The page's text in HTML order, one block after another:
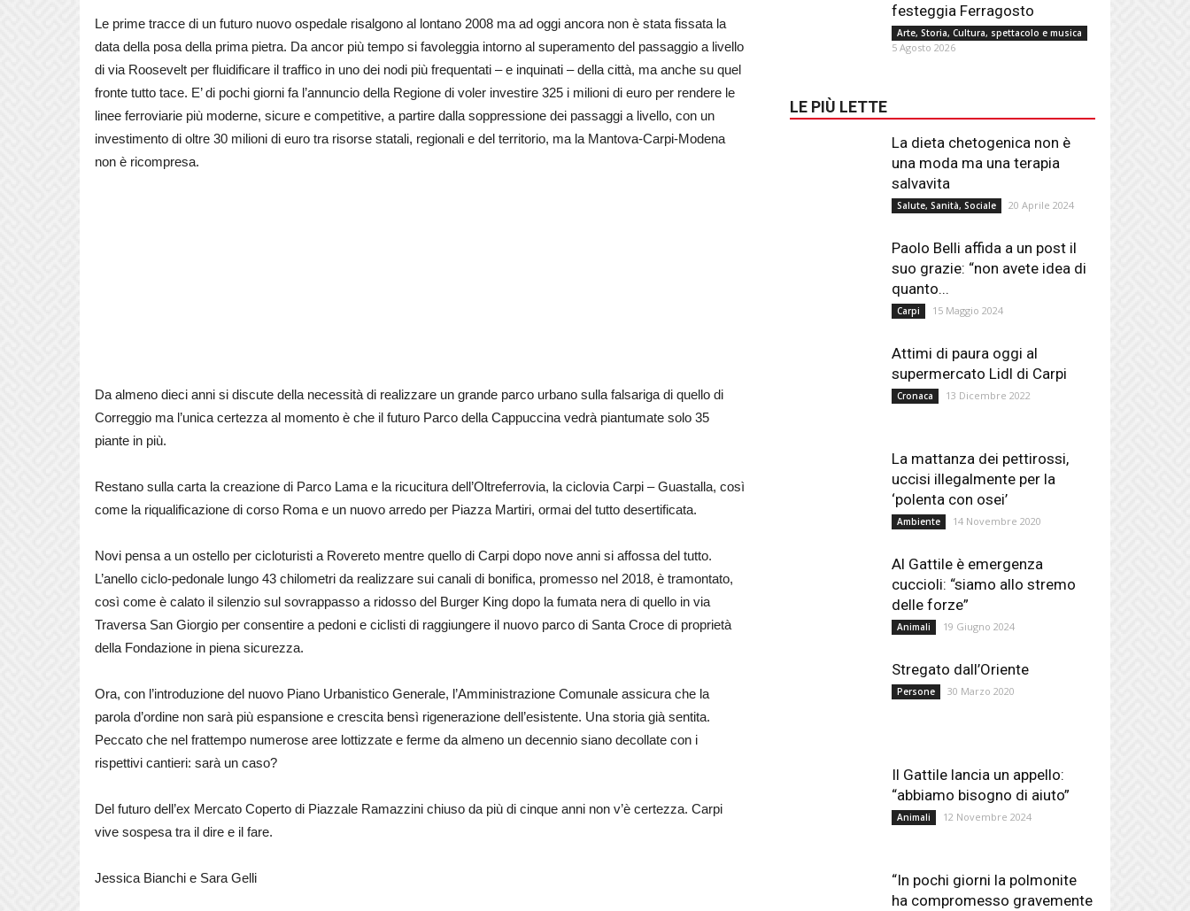
Le prime tracce di un futuro nuovo ospedale risalgono al lontano 2008 ma ad oggi ancora non è stata fissata la
data della posa della prima pietra. Da ancor più tempo si favoleggia intorno al superamento del passaggio a livello
di via Roosevelt per fluidificare il traffico in uno dei nodi più frequentati – e inquinati – della città, ma anche su quel
fronte tutto tace. E’ di pochi giorni fa l’annuncio della Regione di voler investire 325 i milioni di euro per rendere le
linee ferroviarie più moderne, sicure e competitive, a partire dalla soppressione dei passaggi a livello, con un
investimento di oltre 30 milioni di euro tra risorse statali, regionali e del territorio, ma la Mantova-Carpi-Modena
non è ricompresa.
Da almeno dieci anni si discute della necessità di realizzare un grande parco urbano sulla falsariga di quello di
Correggio ma l’unica certezza al momento è che il futuro Parco della Cappuccina vedrà piantumate solo 35
piante in più.
Restano sulla carta la creazione di Parco Lama e la ricucitura dell’Oltreferrovia, la ciclovia Carpi – Guastalla, così
come la riqualificazione di corso Roma e un nuovo arredo per Piazza Martiri, ormai del tutto desertificata.
Novi pensa a un ostello per cicloturisti a Rovereto mentre quello di Carpi dopo nove anni si affossa del tutto.
L’anello ciclo-pedonale lungo 43 chilometri da realizzare sui canali di bonifica, promesso nel 2018, è tramontato,
così come è calato il silenzio sul sovrappasso a ridosso del Burger King dopo la fumata nera di quello in via
Traversa San Giorgio per consentire a pedoni e ciclisti di raggiungere il nuovo parco di Santa Croce di proprietà
della Fondazione in piena sicurezza.
Ora, con l’introduzione del nuovo Piano Urbanistico Generale, l’Amministrazione Comunale assicura che la
parola d’ordine non sarà più espansione e crescita bensì rigenerazione dell’esistente. Una storia già sentita.
Peccato che nel frattempo numerose aree lottizzate e ferme da almeno un decennio siano decollate con i
rispettivi cantieri: sarà un caso?
Del futuro dell’ex Mercato Coperto di Piazzale Ramazzini chiuso da più di cinque anni non v’è certezza. Carpi
vive sospesa tra il dire e il fare.
Jessica Bianchi e Sara Gelli
festeggia Ferragosto
Arte, Storia, Cultura, spettacolo e musica
5 Agosto 2026
LE PIÙ LETTE
La dieta chetogenica non è
una moda ma una terapia
salvavita
Salute, Sanità, Sociale 20 Aprile 2024
Paolo Belli affida a un post il
suo grazie: “non avete idea di
quanto...
Carpi 15 Maggio 2024
Attimi di paura oggi al
supermercato Lidl di Carpi
Cronaca 13 Dicembre 2022
La mattanza dei pettirossi,
uccisi illegalmente per la
‘polenta con osei’
Ambiente 14 Novembre 2020
Al Gattile è emergenza
cuccioli: “siamo allo stremo
delle forze”
Animali 19 Giugno 2024
Stregato dall’Oriente
Persone 30 Marzo 2020
Il Gattile lancia un appello:
“abbiamo bisogno di aiuto”
Animali 12 Novembre 2024
“In pochi giorni la polmonite
ha compromesso gravemente